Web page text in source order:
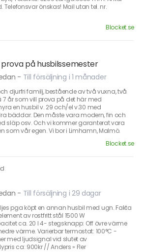
önskas! Mail utan tel. nr.
Blocket.se
på husbilssemester
- Till försäljning i 1 månader
djurfri familj, bestående av två vuxna, två
7 år som vill prova på det här med
en husbil v. 29 och/el v.30 med
bäddar. Den måste vara modern, fin och
släp osv. Och vi kommer garanterat vara
som vår egen. Vi bor i Limhamn, Malmö.
Blocket.se
- Till försäljning i 29 dagar
pga köpt en annan husbil med ugn. Fakta
av rostfritt stål 1500 W
ca. 20 l 4- stegsknapp: Off övre värme
värme. Varierbar termostat: 100°C -
med ljudsignal vid slutet av
ca: 900kr // Anders » Fler